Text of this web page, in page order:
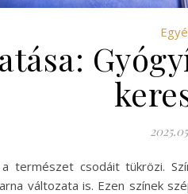
természet csodáit tükrözi.
változata is. Ezen színek